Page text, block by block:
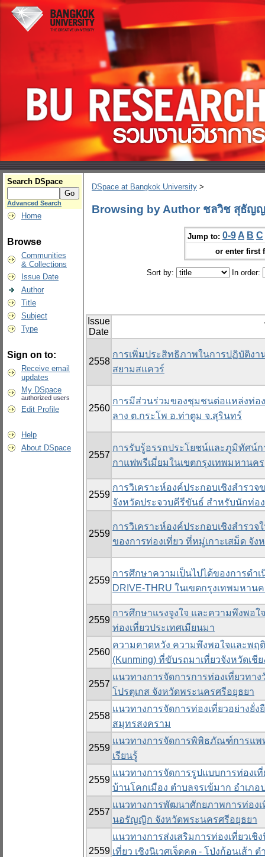
Search DSpace
Advanced Search
Home
Browse
Communities
& Collections
Issue Date
Author
Title
Subject
Type
Sign on to:
Receive email
updates
My DSpace
authorized users
Edit Profile
Help
About DSpace
DSpace at Bangkok University >
Browsing by Author ชลวิช สุธัญ
Jump to: 0-9 A B C
or enter first
Sort by: In order:
Issue
Date
2558
การเพิ่มประสิทธิภาพในการปฏิบัติง
สยามสแควร์
2560
การมีส่วนร่วมของชุมชนต่อแหล่งท่อ
ลาง ต.กระโพ อ.ท่าตูม จ.สุรินทร์
2557
การรับรู้อรรถประโยชน์และภูมิทัศน์
กาแฟพรีเมี่ยมในเขตกรุงเทพมหานคร
2559
การวิเคราะห์องค์ประกอบเชิงสำรว
จังหวัดประจวบคีรีขันธ์ สำหรับนักท่อ
2559
การวิเคราะห์องค์ประกอบเชิงสำรว
ของการท่องเที่ยว ที่หมู่เกาะเสม็ด จัง
2559
การศึกษาความเป็นไปได้ของการด
DRIVE-THRU ในเขตกรุงเทพมหา
2559
การศึกษาแรงจูงใจ และความพึงพอใ
ท่องเที่ยวประเทศเมียนมา
2560
ความคาดหวัง ความพึงพอใจและพฤ
(Kunming) ที่ขับรถมาเที่ยวจังหวัดเชี
2557
แนวทางการจัดการการท่องเที่ยวท
โปรตุเกส จังหวัดพระนครศรีอยุธยา
2558
แนวทางการจัดการท่องเที่ยวอย่างยั่
สมุทรสงคราม
2559
แนวทางการจัดการพิพิธภัณฑ์การแพ
เรียนรู้
2559
แนวทางการจัดการรูปแบบการท่อง
บ้านโคกเมือง ตำบลจรเข้มาก อำเภ
2557
แนวทางการพัฒนาศักยภาพการท่อง
นอรัญญิก จังหวัดพระนครศรีอยุธยา
2559
แนวทางการส่งเสริมการท่องเที่ยวเ
เที่ยว เชิงนิเวศเจ็ดคด - โป่งก้อนเส้า